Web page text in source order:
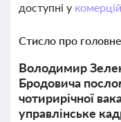
доступні у
Стисло про
Володимир
Бродовича
чотирирічної
управлінське